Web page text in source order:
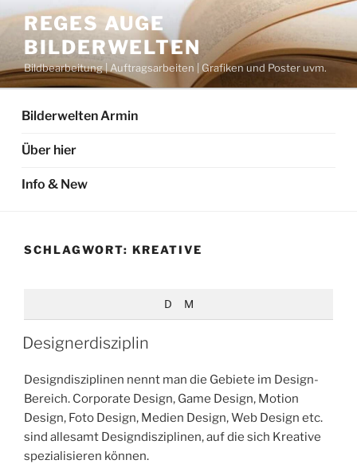
Inhalt
springen
REGES AUGE
BILDERWELTEN
Bildbearbeitung | Auftragsarbeiten | Grafiken und Poster uvm.
Bilderwelten Armin
Über hier
Info & New
SCHLAGWORT: KREATIVE
D M
Designerdisziplin
Designdisziplinen nennt man die Gebiete im Design-
Bereich. Corporate Design, Game Design, Motion
Design, Foto Design, Medien Design, Web Design etc.
sind allesamt Designdisziplinen, auf die sich Kreative
spezialisieren können.